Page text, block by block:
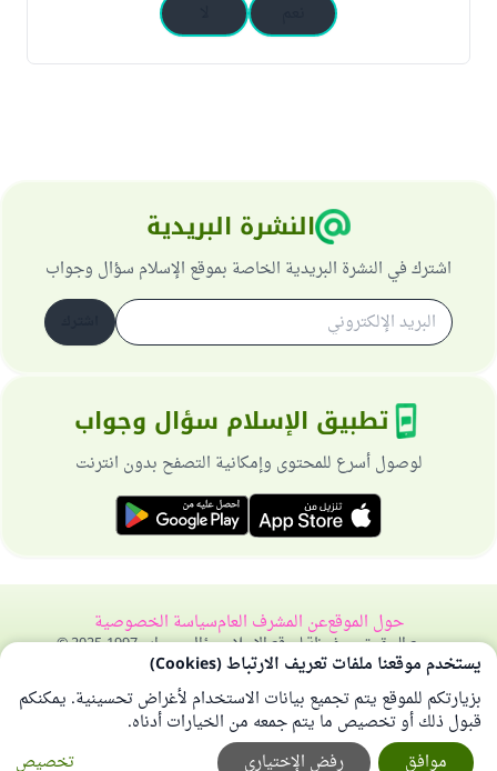
النشرة البريدية
اشترك في النشرة البريدية الخاصة بموقع الإسلام سؤال وجواب
تطبيق الإسلام سؤال وجواب
لوصول أسرع للمحتوى وإمكانية التصفح بدون انترنت
حول الموقععن المشرف العامسياسة الخصوصية
جميع الحقوق محفوظة لموقع الإسلام سؤال وجواب 1997-2025 ©
يستخدم موقعنا ملفات تعريف الارتباط (Cookies)
بزيارتكم للموقع يتم تجميع بيانات الاستخدام لأغراض تحسينية. يمكنكم
قبول ذلك أو تخصيص ما يتم جمعه من الخيارات أدناه.
تخصيص
رفض الإختياري موافق